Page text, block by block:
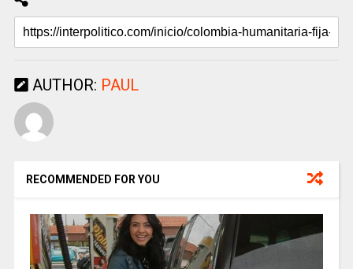
AUTHOR: PAUL
RECOMMENDED FOR YOU